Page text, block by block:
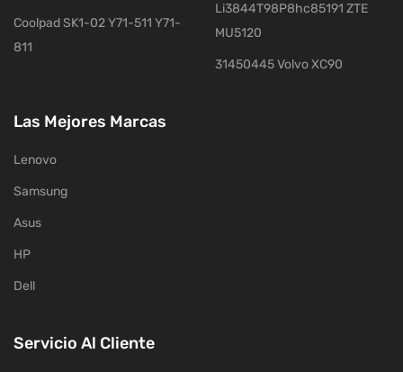
Coolpad SK1-02 Y71-511 Y71-
811
Li3844T98P8hc85191 ZTE
MU5120
31450445 Volvo XC90
Las Mejores Marcas
Lenovo
Samsung
Asus
HP
Dell
Servicio Al Cliente